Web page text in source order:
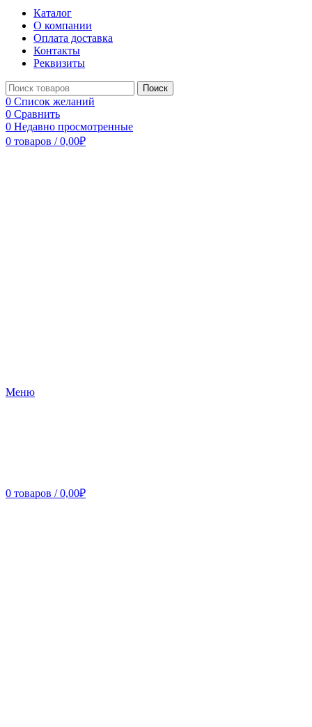
Каталог
О компании
Оплата доставка
Контакты
Реквизиты
Поиск
0 Список желаний
0 Сравнить
0 Недавно просмотренные
0 товаров / 0,00₽
Меню
0 товаров / 0,00₽